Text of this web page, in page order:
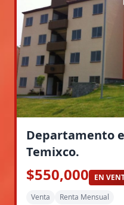
Departamento
Temixco.
$550,000
EN
Venta
Renta Mensual